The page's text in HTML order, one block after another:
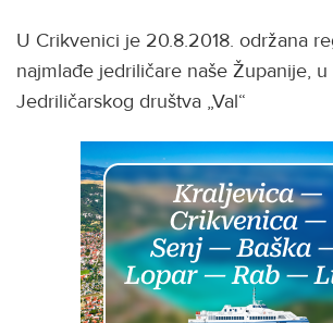
U Crikvenici je 20.8.2018. održana
najmlađe jedriličare naše Županije,
Jedriličarskog društva „Val“